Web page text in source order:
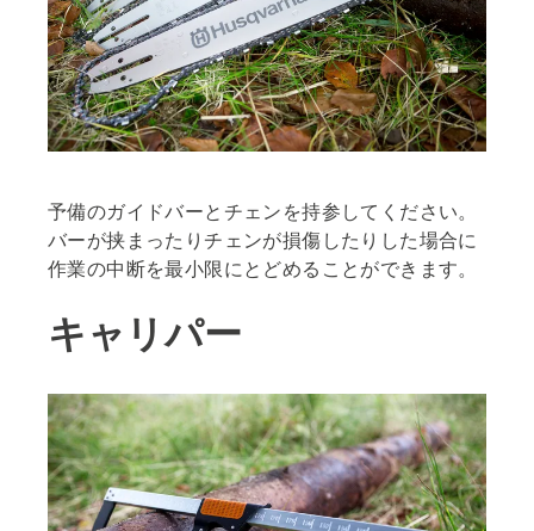
予備のガイドバーとチェンを持参してください。
バーが挟まったりチェンが損傷したりした場合に
作業の中断を最小限にとどめることができます。
キャリパー